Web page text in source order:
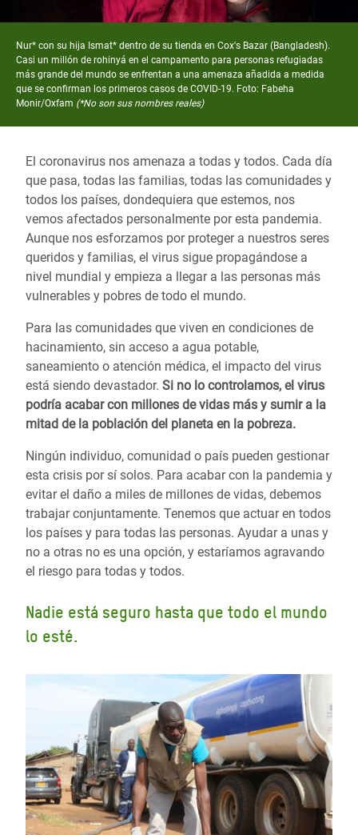
Nur* con su hija Ismat* dentro de su tienda en Cox's Bazar (Bangladesh).
Casi un millón de rohinyá en el campamento para personas refugiadas
más grande del mundo se enfrentan a una amenaza añadida a medida
que se confirman los primeros casos de COVID-19. Foto: Fabeha
Monir/Oxfam (*No son sus nombres reales)
El coronavirus nos amenaza a todas y todos. Cada día
que pasa, todas las familias, todas las comunidades y
todos los países, dondequiera que estemos, nos
vemos afectados personalmente por esta pandemia.
Aunque nos esforzamos por proteger a nuestros seres
queridos y familias, el virus sigue propagándose a
nivel mundial y empieza a llegar a las personas más
vulnerables y pobres de todo el mundo.
Para las comunidades que viven en condiciones de
hacinamiento, sin acceso a agua potable,
saneamiento o atención médica, el impacto del virus
está siendo devastador. Si no lo controlamos, el virus
podría acabar con millones de vidas más y sumir a la
mitad de la población del planeta en la pobreza.
Ningún individuo, comunidad o país pueden gestionar
esta crisis por sí solos. Para acabar con la pandemia y
evitar el daño a miles de millones de vidas, debemos
trabajar conjuntamente. Tenemos que actuar en todos
los países y para todas las personas. Ayudar a unas y
no a otras no es una opción, y estaríamos agravando
el riesgo para todas y todos.
Nadie está seguro hasta que todo el mundo
lo esté.